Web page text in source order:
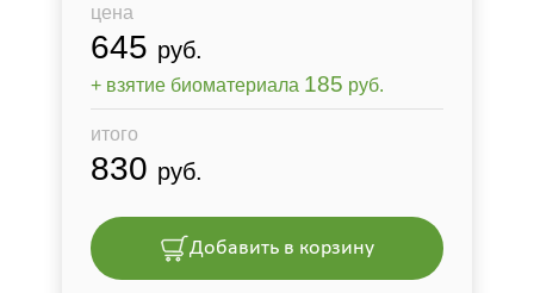
цена
645 руб.
+ взятие биоматериала 185 руб.
итого
830 руб.
Добавить в корзину